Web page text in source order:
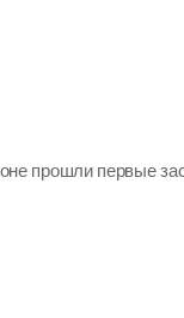
прошли первые